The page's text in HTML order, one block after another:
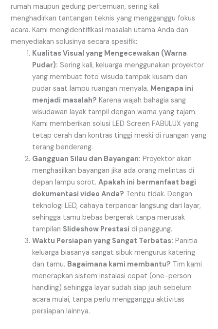
rumah maupun gedung pertemuan, sering kali
menghadirkan tantangan teknis yang mengganggu fokus
acara. Kami mengidentifikasi masalah utama Anda dan
menyediakan solusinya secara spesifik:
Kualitas Visual yang Mengecewakan (Warna
Pudar): Sering kali, keluarga menggunakan proyektor
yang membuat foto wisuda tampak kusam dan
pudar saat lampu ruangan menyala. Mengapa ini
menjadi masalah? Karena wajah bahagia sang
wisudawan layak tampil dengan warna yang tajam.
Kami memberikan solusi LED Screen FABULUX yang
tetap cerah dan kontras tinggi meski di ruangan yang
terang benderang.
Gangguan Silau dan Bayangan: Proyektor akan
menghasilkan bayangan jika ada orang melintas di
depan lampu sorot.Apakah ini bermanfaat bagi
dokumentasi video Anda? Tentu tidak. Dengan
teknologi LED, cahaya terpancar langsung dari layar,
sehingga tamu bebas bergerak tanpa merusak
tampilan Slideshow Prestasi di panggung.
Waktu Persiapan yang Sangat Terbatas: Panitia
keluarga biasanya sangat sibuk mengurus katering
dan tamu. Bagaimana kami membantu? Tim kami
menerapkan sistem instalasi cepat (one-person
handling) sehingga layar sudah siap jauh sebelum
acara mulai, tanpa perlu mengganggu aktivitas
persiapan lainnya.